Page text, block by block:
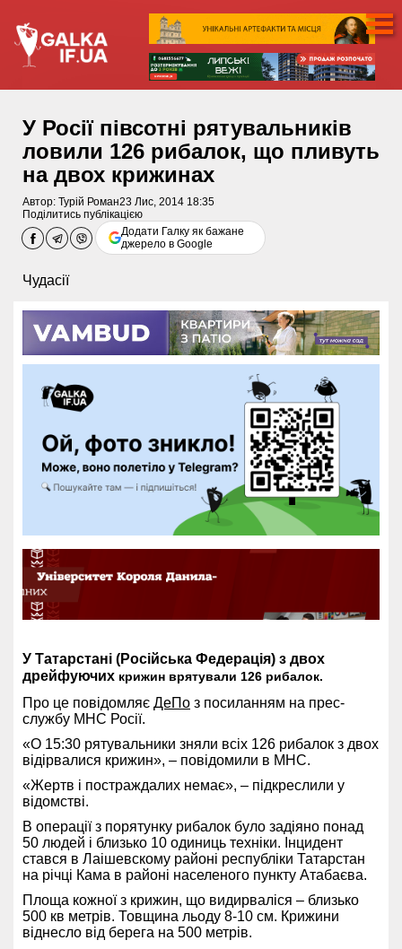
У Росії півсотні рятувальників
ловили 126 рибалок, що пливуть
на двох крижинах
Автор: Турій Роман23 Лис, 2014 18:35
Поділитись публікацією
Додати Галку як бажане
джерело в Google
Чудасії
У Татарстані (Російська Федерація) з двох
дрейфуючих крижин врятували 126 рибалок.
Про це повідомляє ДеПо з посиланням на прес-
службу МНС Росії.
«О 15:30 рятувальники зняли всіх 126 рибалок з двох
відірвалися крижин», – повідомили в МНС.
«Жертв і постраждалих немає», – підкреслили у
відомстві.
В операції з порятунку рибалок було задіяно понад
50 людей і близько 10 одиниць техніки. Інцидент
стався в Лаішевскому районі республіки Татарстан
на річці Кама в районі населеного пункту Атабаєва.
Площа кожної з крижин, що видирваліся – близько
500 кв метрів. Товщина льоду 8-10 см. Крижини
віднесло від берега на 500 метрів.